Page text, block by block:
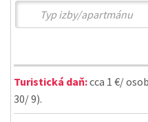
Turistická daň:cca 1 €/
30/ 9).